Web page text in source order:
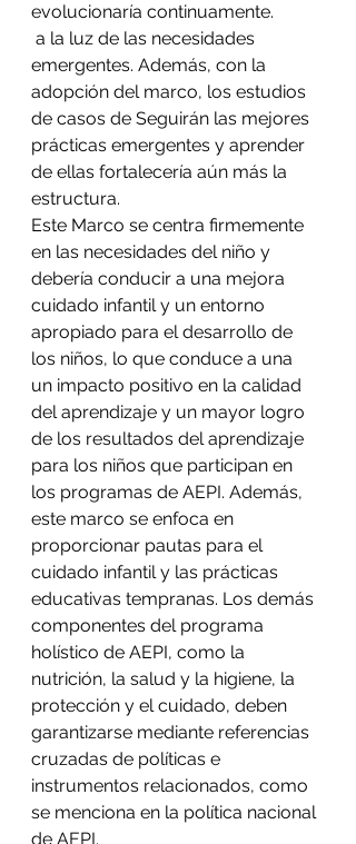
evolucionaría continuamente.
emergentes. Además, con la
adopción del marco, los estudios
de casos de Seguirán las mejores
prácticas emergentes y aprender
de ellas fortalecería aún más la
estructura.
Este Marco se centra firmemente
en las necesidades del niño y
debería conducir a una mejora
cuidado infantil y un entorno
apropiado para el desarrollo de
los niños, lo que conduce a una
un impacto positivo en la calidad
del aprendizaje y un mayor logro
de los resultados del aprendizaje
para los niños que participan en
los programas de AEPI. Además,
este marco se enfoca en
proporcionar pautas para el
cuidado infantil y las prácticas
educativas tempranas. Los demás
componentes del programa
holístico de AEPI, como la
nutrición, la salud y la higiene, la
protección y el cuidado, deben
garantizarse mediante referencias
cruzadas de políticas e
instrumentos relacionados, como
se menciona en la política nacional
de AEPI.